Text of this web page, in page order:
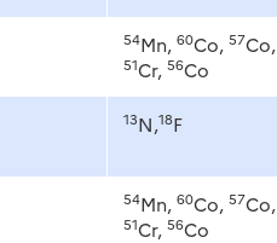
54Mn, 60Co, 57Co,
51Cr, 56Co
13N,18F
54Mn, 60Co, 57Co,
51Cr, 56Co